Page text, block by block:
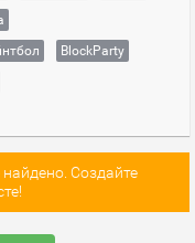
BlockParty
Создайте